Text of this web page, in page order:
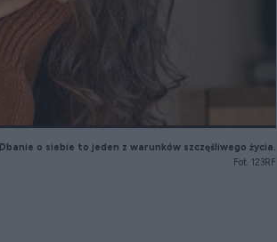
Dbanie o siebie to jeden z warunków szczęśliwego życia.
Fot. 123RF